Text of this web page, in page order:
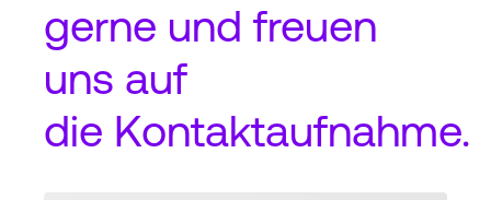
gerne und freuen
uns auf
die Kontaktaufnahme.